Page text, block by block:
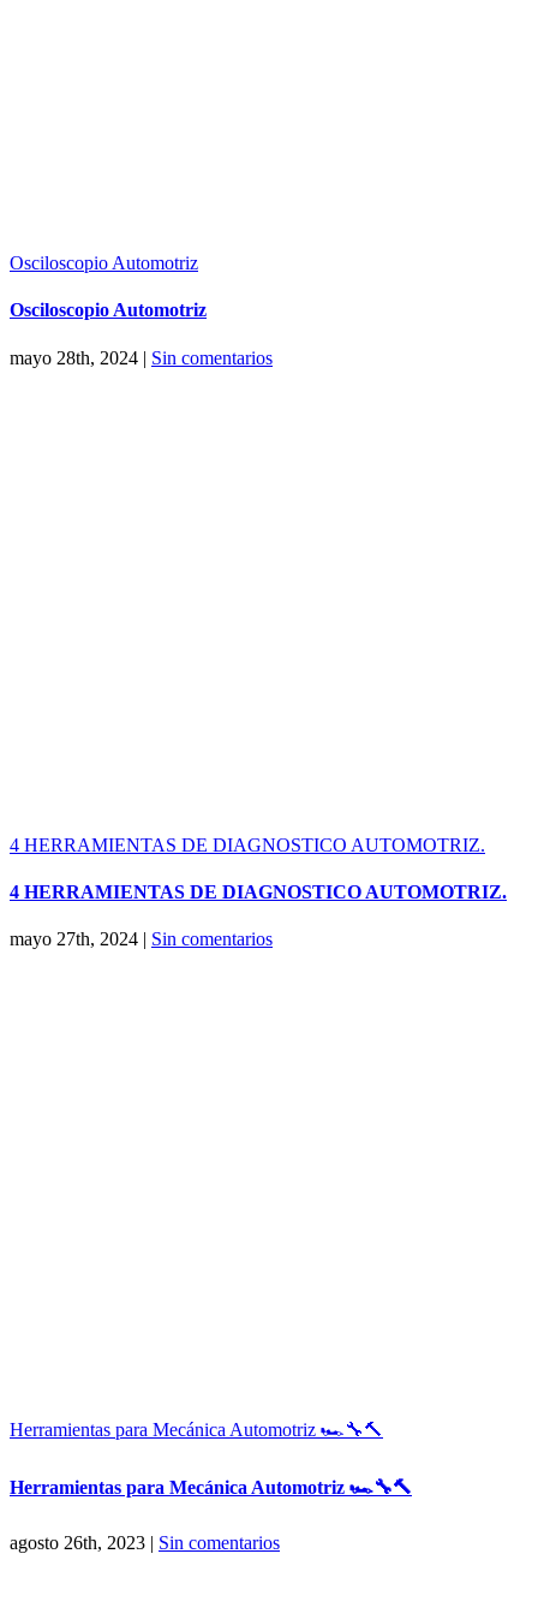
Osciloscopio Automotriz
Osciloscopio Automotriz
mayo 28th, 2024 | Sin comentarios
4 HERRAMIENTAS DE DIAGNOSTICO AUTOMOTRIZ.
4 HERRAMIENTAS DE DIAGNOSTICO AUTOMOTRIZ.
mayo 27th, 2024 | Sin comentarios
Herramientas para Mecánica Automotriz 🏎🔧🔨
Herramientas para Mecánica Automotriz 🏎🔧🔨
agosto 26th, 2023 | Sin comentarios